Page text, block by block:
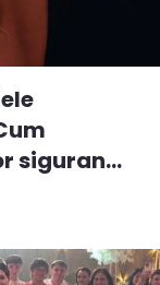
siguran...